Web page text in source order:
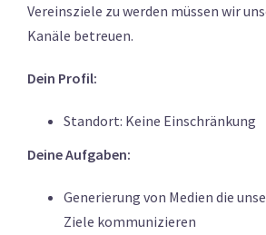
Vereinsziele zu werden müssen wir
Kanäle betreuen.
Dein Profil:
Standort: Keine Einschränkung
Deine Aufgaben:
Generierung von Medien die
Ziele kommunizieren